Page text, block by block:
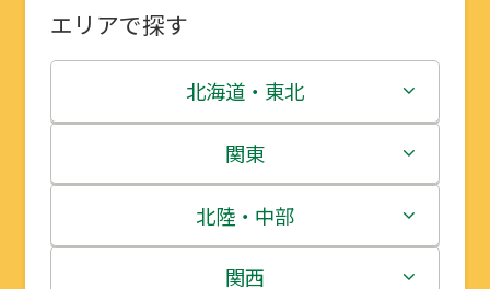
エリアで探す
北海道・東北
北海道
青森県
岩手県
関東
茨城県
栃木県
北陸・中部
新潟県
関西